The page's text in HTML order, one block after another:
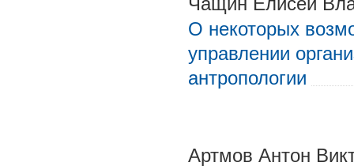
О некоторых
управлении
антропологии
Артмов Антон